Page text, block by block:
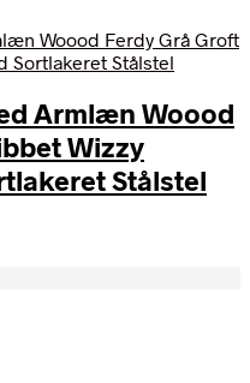
kr..
Armlæn Woood
Wizzy
Stålstel